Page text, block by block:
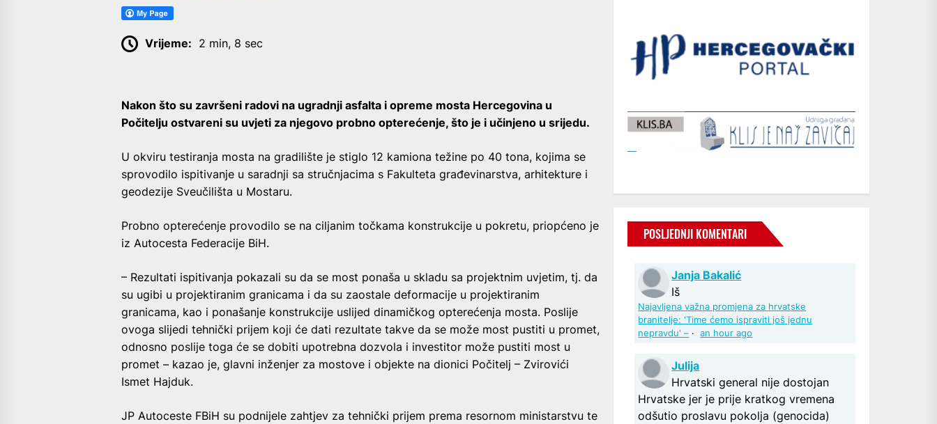
Vrijeme: 2 min, 8 sec
Nakon što su završeni radovi na ugradnji asfalta i opreme mosta Hercegovina u
Počitelju ostvareni su uvjeti za njegovo probno opterećenje, što je i učinjeno u srijedu.
U okviru testiranja mosta na gradilište je stiglo 12 kamiona težine po 40 tona, kojima se
sprovodilo ispitivanje u saradnji sa stručnjacima s Fakulteta građevinarstva, arhitekture i
geodezije Sveučilišta u Mostaru.
Probno opterećenje provodilo se na ciljanim točkama konstrukcije u pokretu, priopćeno je
iz Autocesta Federacije BiH.
– Rezultati ispitivanja pokazali su da se most ponaša u skladu sa projektnim uvjetim, tj. da
su ugibi u projektiranim granicama i da su zaostale deformacije u projektiranim
granicama, kao i ponašanje konstrukcije uslijed dinamičkog opterećenja mosta. Poslije
ovoga slijedi tehnički prijem koji će dati rezultate takve da se može most pustiti u promet,
odnosno poslije toga će se dobiti upotrebna dozvola i investitor može pustiti most u
promet – kazao je, glavni inženjer za mostove i objekte na dionici Počitelj – Zvirovići
Ismet Hajduk.
JP Autoceste FBiH su podnijele zahtjev za tehnički prijem prema resornom ministarstvu te
POSLJEDNJI KOMENTARI
Janja Bakalić
Iš
Najavljena važna promjena za hrvatske
branitelje: 'Time ćemo ispraviti još jednu
nepravdu' – ·an hour ago
Julija
Hrvatski general nije dostojan
Hrvatske jer je prije kratkog vremena
odšutio proslavu pokolja (genocida)